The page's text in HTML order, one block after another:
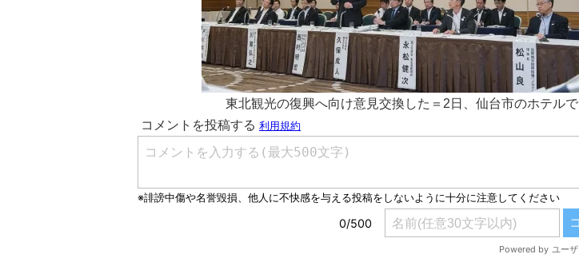
東北観光の復興へ向け意見交換した＝2日、仙台市のホテルで